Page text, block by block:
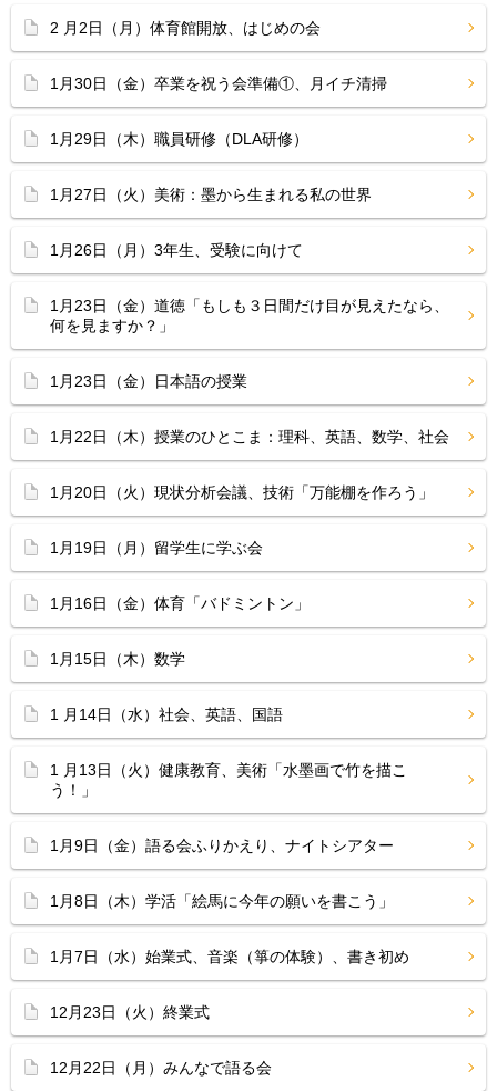
2 月2日（月）体育館開放、はじめの会
1月30日（金）卒業を祝う会準備①、月イチ清掃
1月29日（木）職員研修（DLA研修）
1月27日（火）美術：墨から生まれる私の世界
1月26日（月）3年生、受験に向けて
1月23日（金）道徳「もしも３日間だけ目が見えたなら、
何を見ますか？」
1月23日（金）日本語の授業
1月22日（木）授業のひとこま：理科、英語、数学、社会
1月20日（火）現状分析会議、技術「万能棚を作ろう」
1月19日（月）留学生に学ぶ会
1月16日（金）体育「バドミントン」
1月15日（木）数学
1 月14日（水）社会、英語、国語
1 月13日（火）健康教育、美術「水墨画で竹を描こ
う！」
1月9日（金）語る会ふりかえり、ナイトシアター
1月8日（木）学活「絵馬に今年の願いを書こう」
1月7日（水）始業式、音楽（箏の体験）、書き初め
12月23日（火）終業式
12月22日（月）みんなで語る会